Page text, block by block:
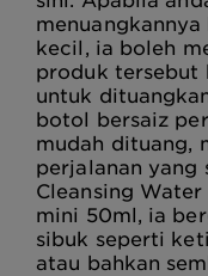
kecil, ia boleh
produk tersebut
untuk
botol bersaiz
mudah dituang,
perjalanan yang
Cleansing
mini 50ml, ia
sibuk seperti
atau bahkan